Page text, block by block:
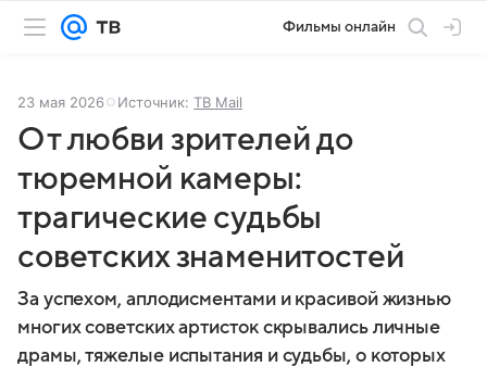
Фильмы онлайн
23 мая 2026 Источник: ТВ Mail
От любви зрителей до
тюремной камеры:
трагические судьбы
советских знаменитостей
За успехом, аплодисментами и красивой жизнью
многих советских артисток скрывались личные
драмы, тяжелые испытания и судьбы, о которых